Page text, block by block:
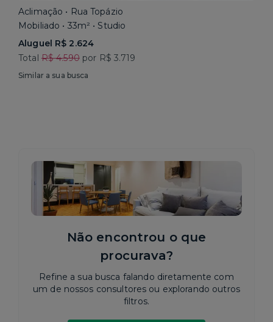
Aclimação • Rua Topázio
Mobiliado • 33m² • Studio
Aluguel R$ 2.624
Total R$ 4.590por R$ 3.719
Similar a sua busca
Não encontrou o que
procurava?
Refine a sua busca falando diretamente com
um de nossos consultores ou explorando outros
filtros.